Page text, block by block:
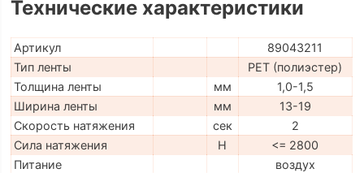
Технические характеристики
Артикул
89043211
Тип ленты
PET (полиэстер)
Толщина ленты
мм
1,0-1,5
Ширина ленты
мм
13-19
Скорость натяжения
сек
2
Сила натяжения
H
<= 2800
Питание
воздух